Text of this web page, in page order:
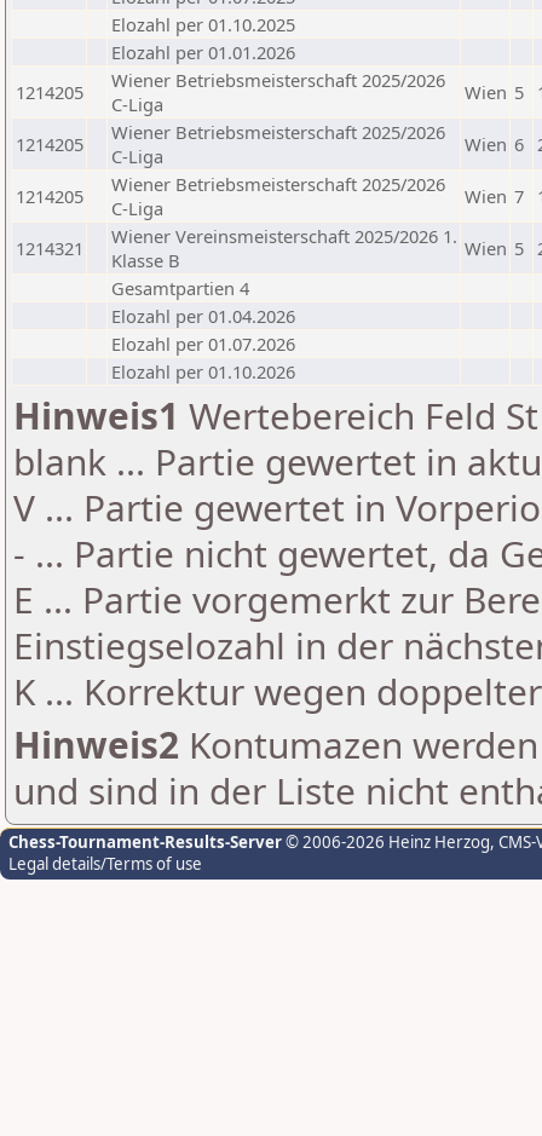
Elozahl per 01.10.2025
Elozahl per 01.01.2026
1214205
Wiener Betriebsmeisterschaft 2025/2026
C-Liga
Wien 5
1214205
Wiener Betriebsmeisterschaft 2025/2026
C-Liga
Wien 6
1214205
Wiener Betriebsmeisterschaft 2025/2026
C-Liga
Wien 7
1214321
Wiener Vereinsmeisterschaft 2025/2026 1.
Klasse B
Wien 5
Gesamtpartien 4
Elozahl per 01.04.2026
Elozahl per 01.07.2026
Elozahl per 01.10.2026
Hinweis1 Wertebereich Feld
blank ... Partie gewertet in
V ... Partie gewertet in
- ... Partie nicht gewertet, da
E ... Partie vorgemerkt zur
Einstiegselozahl in der
K ... Korrektur wegen
Hinweis2 Kontumazen
und sind in der Liste nicht
Chess-Tournament-Results-Server© 2006-2026 Heinz Herzog,
Legal details/Terms of use